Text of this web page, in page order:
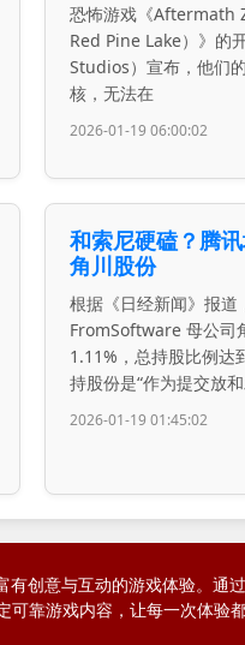
恐怖游戏《Aftermath
Red Pine Lake）》的
Studios）宣布，他们
核，无法在
2026-01-19 06:00:02
和索尼硬磕？腾
角川股份
根据《日经新闻》报道
FromSoftware 母公司
1.11%，总持股比例达
持股份是“作为提交放
2026-01-19 01:45:02
创意与互动的游戏体验。
靠游戏内容，让每一次体验都